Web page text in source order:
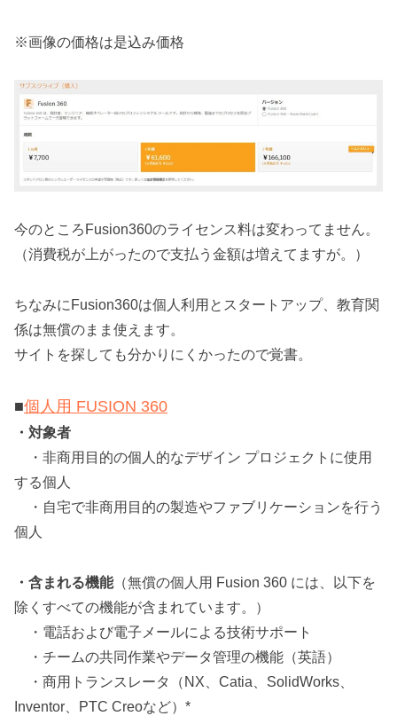
※画像の価格は是込み価格
今のところFusion360のライセンス料は変わってません。
（消費税が上がったので支払う金額は増えてますが。）
ちなみにFusion360は個人利用とスタートアップ、教育関
係は無償のまま使えます。
サイトを探しても分かりにくかったので覚書。
■個人用 FUSION 360
・対象者
・非商用目的の個人的なデザイン プロジェクトに使用
する個人
・自宅で非商用目的の製造やファブリケーションを行う
個人
・含まれる機能（無償の個人用 Fusion 360 には、以下を
除くすべての機能が含まれています。）
・電話および電子メールによる技術サポート
・チームの共同作業やデータ管理の機能（英語）
・商用トランスレータ（NX、Catia、SolidWorks、
Inventor、PTC Creoなど）*